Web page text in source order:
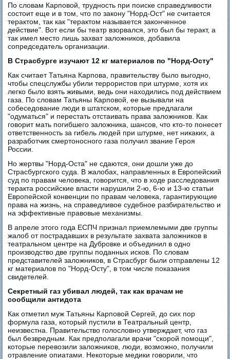
По словам Карповой, трудность при поиске справедливости
состоит еще и в том, что по закону "Норд-Ост" не считается
терактом, так как "терактом называется законченное
действие". Вот если бы театр взорвался, это был бы теракт, а
так имел место лишь захват заложников, добавила
сопредседатель организации.
В Страсбурге изучают 12 кг материалов по "Норд-Осту"
Как считает Татьяна Карпова, правительству было выгодно,
чтобы спецслужбы убили террористов при штурме, хотя их
легко было взять живыми, ведь они находились под действием
газа. По словам Татьяны Карповой, ее вызывали на
собеседование люди в штатском, которые предлагали
"одуматься" и перестать отстаивать права заложников. Как
говорит мать погибшего заложника, шансов, что кто-то понесет
ответственность за гибель людей при штурме, нет никаких, а
разработчик смертоносного газа получил звание Героя
России.
Но жертвы "Норд-Оста" не сдаются, они дошли уже до
Страсбургского суда. В жалобах, направленных в Европейский
суд по правам человека, говорится, что в ходе расследования
теракта российские власти нарушили 2-ю, 6-ю и 13-ю статьи
Европейской конвенции по правам человека, гарантирующие
права на жизнь, на справедливое судебное разбирательство и
на эффективные правовые механизмы.
В апреле этого года ЕСПЧ признал приемлемыми две группы
жалоб от пострадавших в результате захвата заложников в
театральном центре на Дубровке и объединил в одно
производство две группы поданных исков. По словам
представителей заложников, в Страсбург были отправлены 12
кг материалов по "Норд-Осту", в том числе показания
свидетелей.
Секретный газ убивал людей, так как врачам не
сообщили антидота
Как отметил муж Татьяны Карповой Сергей, до сих пор
формула газа, который пустили в Театральный центр,
неизвестна. Правительство голословно утверждает, что газ
был безвредным. Как предполагали врачи "скорой помощи",
которые перевозили заложников, люди, возможно, получили
отравление опиатами. Некоторые медики говорили, что